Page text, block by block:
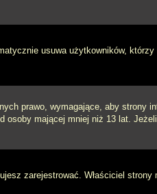
usuwa użytkowników,
prawo, wymagające, aby strony
osoby mającej mniej niż 13 lat.
zarejestrować. Właściciel